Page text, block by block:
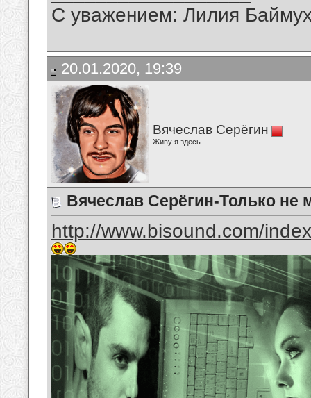
С уважением: Лилия
20.01.2020, 19:39
Вячеслав Серёгин
Живу я здесь
Вячеслав Серёгин-Только не
http://www.bisound.com/